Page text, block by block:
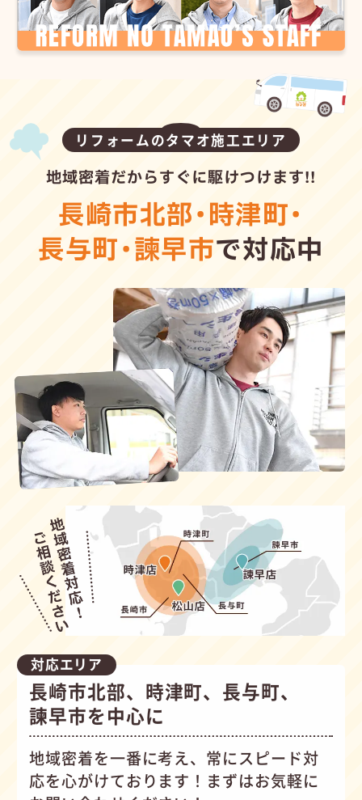
リフォームのタマオ施工エリア
地域密着だからすぐに駆けつけます!!
長崎市北部・時津町・
長与町・諫早市で対応中
対応エリア
長崎市北部、時津町、長与町、
諫早市を中心に
地域密着を一番に考え、常にスピード対
応を心がけております！まずはお気軽に